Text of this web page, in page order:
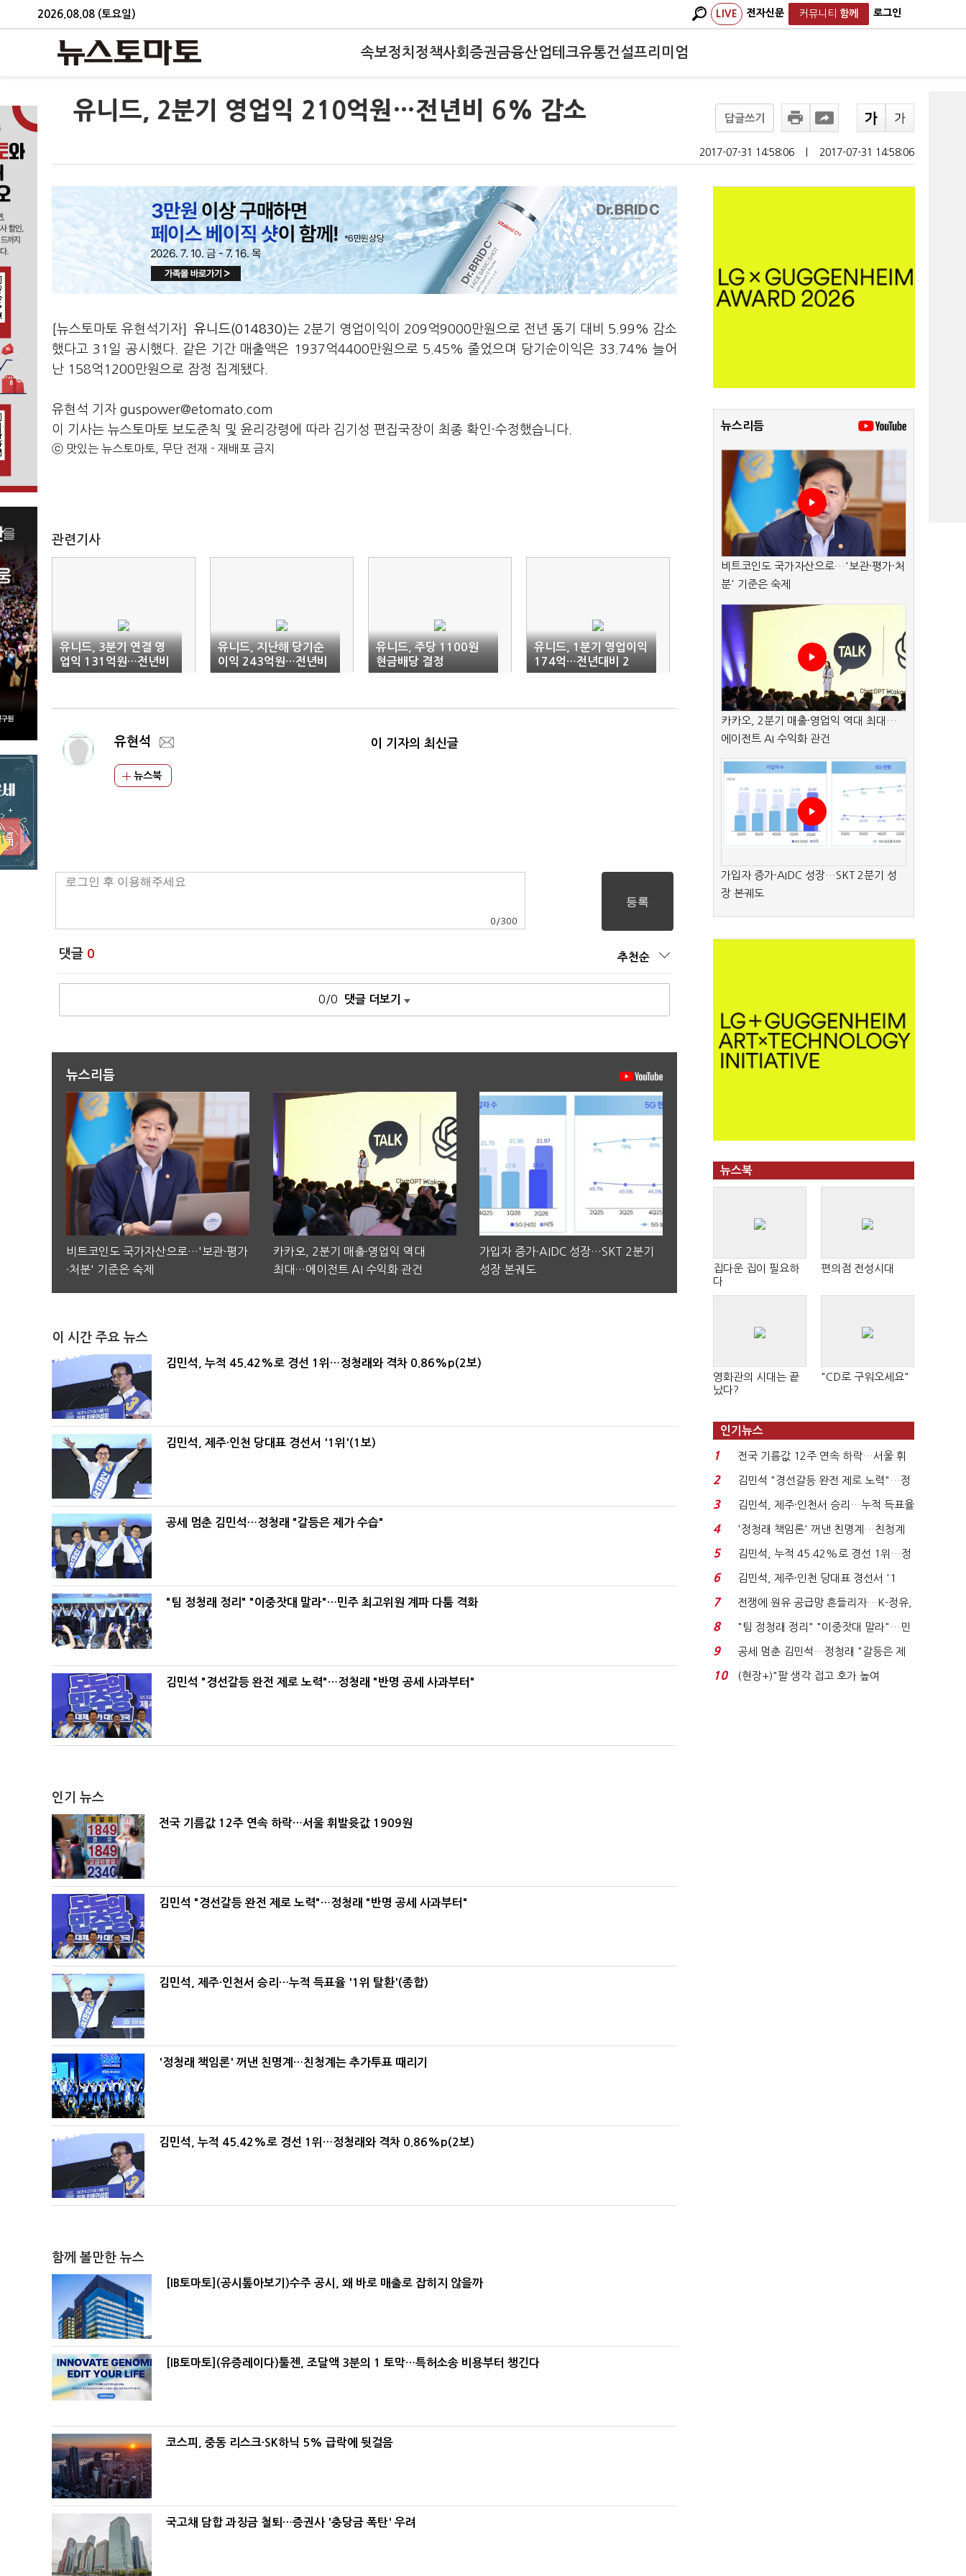
2026.08.08 (토요일) LIVE 전자신문 커뮤니티 함께 로그인
속보정치 정책사회 증권금융산업테크유통건설프리미엄
유니드, 2분기 영업익 210억원…전년비 6% 감소 답글쓰기
2017-07-31 14:58:06 2017-07-31 14:58:06
[뉴스토마토 유현석기자] 유니드(014830)는 2분기 영업이익이 209억9000만원으로 전년 동기 대비 5.99% 감소
했다고 31일 공시했다. 같은 기간 매출액은 1937억4400만원으로 5.45% 줄었으며 당기순이익은 33.74% 늘어
난 158억1200만원으로 잠정 집계됐다.
유현석 기자 guspower@etomato.com
이 기사는 뉴스토마토 보도준칙 및 윤리강령에 따라 김기성 편집국장이 최종 확인·수정했습니다.
ⓒ 맛있는 뉴스토마토, 무단 전재 - 재배포 금지
관련기사
유니드, 3분기 연결 영
업익 131억원…전년비
21.53%↓
유니드, 지난해 당기순
이익 243억원…전년비
흑자전환
유니드, 주당 1100원
현금배당 결정
유니드, 1분기 영업이익
174억…전년대비 2
0% 증가
유현석
뉴스북
이 기자의 최신글
0 /300
댓글 0 추천순
0/0 댓글 더보기
뉴스리듬
비트코인도 국가자산으로…'보관·평가
·처분' 기준은 숙제
카카오, 2분기 매출·영업익 역대
최대…에이전트 AI 수익화 관건
가입자 증가·AIDC 성장…SKT 2분기
성장 본궤도
이 시간 주요 뉴스
김민석, 누적 45.42%로 경선 1위…정청래와 격차 0.86%p(2보)
김민석, 제주·인천 당대표 경선서 '1위'(1보)
공세 멈춘 김민석…정청래 "갈등은 제가 수습"
"팀 정청래 정리" "이중잣대 말라"…민주 최고위원 계파 다툼 격화
김민석 "경선갈등 완전 제로 노력"…정청래 "반명 공세 사과부터"
인기 뉴스
전국 기름값 12주 연속 하락…서울 휘발윳값 1909원
김민석 "경선갈등 완전 제로 노력"…정청래 "반명 공세 사과부터"
김민석, 제주·인천서 승리…누적 득표율 '1위 탈환'(종합)
'정청래 책임론' 꺼낸 친명계…친청계는 추가투표 때리기
김민석, 누적 45.42%로 경선 1위…정청래와 격차 0.86%p(2보)
함께 볼만한 뉴스
[IB토마토](공시톺아보기)수주 공시, 왜 바로 매출로 잡히지 않을까
[IB토마토](유증레이다)툴젠, 조달액 3분의 1 토막…특허소송 비용부터 챙긴다
코스피, 중동 리스크·SK하닉 5% 급락에 뒷걸음
국고채 담합 과징금 철퇴…증권사 '충당금 폭탄' 우려
뉴스리듬
비트코인도 국가자산으로…'보관·평가·처
분' 기준은 숙제
카카오, 2분기 매출·영업익 역대 최대…
에이전트 AI 수익화 관건
가입자 증가·AIDC 성장…SKT 2분기 성
장 본궤도
뉴스북
집다운 집이 필요하
다
편의점 전성시대
영화관의 시대는 끝
났다?
"CD로 구워오세요"
인기뉴스
1
전국 기름값 12주 연속 하락…서울 휘
발윳값 1909원...
2
김민석 "경선갈등 완전 제로 노력"…정
청래 "반명 공세 사...
3
김민석, 제주·인천서 승리…누적 득표율
'1위 탈환'(종합)...
4
'정청래 책임론' 꺼낸 친명계…친청계
는 추가투표 때리기...
5
김민석, 누적 45.42%로 경선 1위…정
청래와 격차 0.86%p(...
6
김민석, 제주·인천 당대표 경선서 '1
위'(1보)...
7
전쟁에 원유 공급망 흔들리자…K-정유,
에너지안보 핵심...
8
"팀 정청래 정리" "이중잣대 말라"…민
주 최고위원 계파 다...
9
공세 멈춘 김민석…정청래 "갈등은 제
가 수습"
10
(현장+)"팔 생각 접고 호가 높여